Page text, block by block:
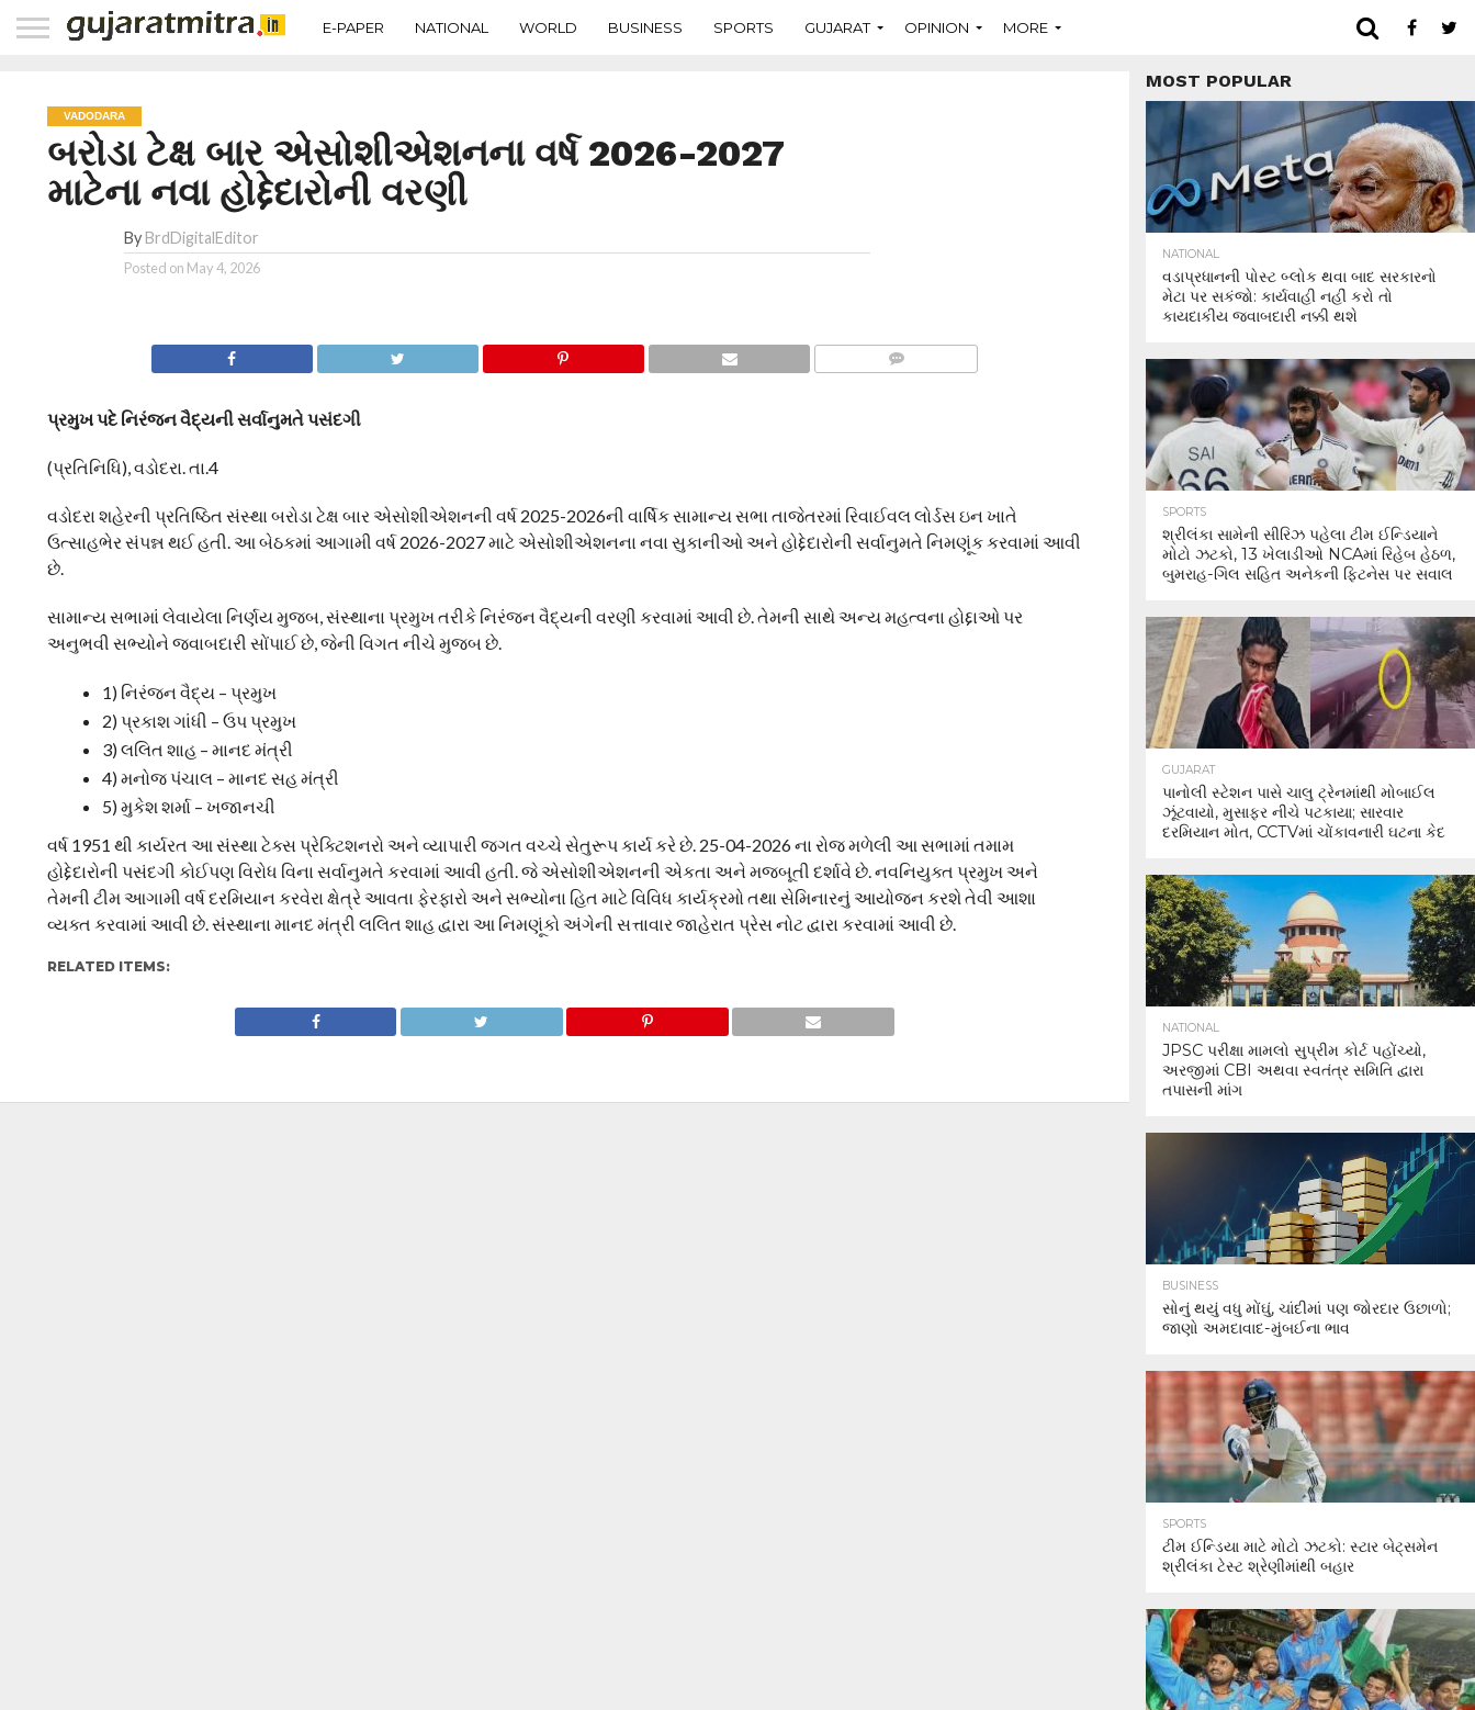
E-PAPER NATIONAL WORLD BUSINESS SPORTS GUJARAT OPINION MORE
VADODARA
બરોડા ટેક્ષ બાર એસોશીએશનના વર્ષ 2026-2027
માટેના નવા હોદ્દેદારોની વરણી
By BrdDigitalEditor
Posted on May 4, 2026
પ્રમુખ પદે નિરંજન વૈદ્યની સર્વાનુમતે પસંદગી
(પ્રતિનિધિ), વડોદરા. તા.4
વડોદરા શહેરની પ્રતિષ્ઠિત સંસ્થા બરોડા ટેક્ષ બાર એસોશીએશનની વર્ષ 2025-2026ની વાર્ષિક સામાન્ય સભા તાજેતરમાં રિવાઈવલ લોર્ડસ ઇન ખાતે
ઉત્સાહભેર સંપન્ન થઈ હતી. આ બેઠકમાં આગામી વર્ષ 2026-2027 માટે એસોશીએશનના નવા સુકાનીઓ અને હોદ્દેદારોની સર્વાનુમતે નિમણૂંક કરવામાં આવી
છે.
સામાન્ય સભામાં લેવાયેલા નિર્ણય મુજબ, સંસ્થાના પ્રમુખ તરીકે નિરંજન વૈદ્યની વરણી કરવામાં આવી છે. તેમની સાથે અન્ય મહત્વના હોદ્દાઓ પર
અનુભવી સભ્યોને જવાબદારી સોંપાઈ છે, જેની વિગત નીચે મુજબ છે.
1) નિરંજન વૈદ્ય – પ્રમુખ
2) પ્રકાશ ગાંધી – ઉપ પ્રમુખ
3) લલિત શાહ – માનદ મંત્રી
4) મનોજ પંચાલ – માનદ સહ મંત્રી
5) મુકેશ શર્મા – ખજાનચી
વર્ષ 1951 થી કાર્યરત આ સંસ્થા ટેક્સ પ્રેક્ટિશનરો અને વ્યાપારી જગત વચ્ચે સેતુરૂપ કાર્ય કરે છે. 25-04-2026 ના રોજ મળેલી આ સભામાં તમામ
હોદ્દેદારોની પસંદગી કોઈપણ વિરોધ વિના સર્વાનુમતે કરવામાં આવી હતી. જે એસોશીએશનની એકતા અને મજબૂતી દર્શાવે છે. નવનિયુક્ત પ્રમુખ અને
તેમની ટીમ આગામી વર્ષ દરમિયાન કરવેરા ક્ષેત્રે આવતા ફેરફારો અને સભ્યોના હિત માટે વિવિધ કાર્યક્રમો તથા સેમિનારનું આયોજન કરશે તેવી આશા
વ્યક્ત કરવામાં આવી છે. સંસ્થાના માનદ મંત્રી લલિત શાહ દ્વારા આ નિમણૂંકો અંગેની સત્તાવાર જાહેરાત પ્રેસ નોટ દ્વારા કરવામાં આવી છે.
RELATED ITEMS:
MOST POPULAR
NATIONAL
વડાપ્રધાનની પોસ્ટ બ્લોક થવા બાદ સરકારનો
મેટા પર સકંજો: કાર્યવાહી નહીં કરો તો
કાયદાકીય જવાબદારી નક્કી થશે
SPORTS
શ્રીલંકા સામેની સીરિઝ પહેલા ટીમ ઈન્ડિયાને
મોટો ઝટકો, 13 ખેલાડીઓ NCAમાં રિહેબ હેઠળ,
બુમરાહ-ગિલ સહિત અનેકની ફિટનેસ પર સવાલ
GUJARAT
પાનોલી સ્ટેશન પાસે ચાલુ ટ્રેનમાંથી મોબાઈલ
ઝૂંટવાયો, મુસાફર નીચે પટકાયા; સારવાર
દરમિયાન મોત, CCTVમાં ચોંકાવનારી ઘટના કેદ
NATIONAL
JPSC પરીક્ષા મામલો સુપ્રીમ કોર્ટ પહોંચ્યો,
અરજીમાં CBI અથવા સ્વતંત્ર સમિતિ દ્વારા
તપાસની માંગ
BUSINESS
સોનું થયું વધુ મોંઘું, ચાંદીમાં પણ જોરદાર ઉછાળો;
જાણો અમદાવાદ-મુંબઈના ભાવ
SPORTS
ટીમ ઈન્ડિયા માટે મોટો ઝટકો: સ્ટાર બેટ્સમેન
શ્રીલંકા ટેસ્ટ શ્રેણીમાંથી બહાર